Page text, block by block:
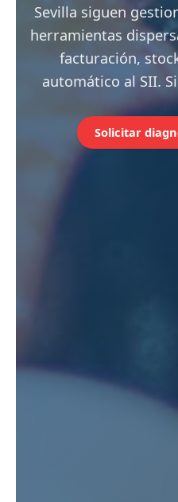
Sevilla siguen
herramientas
facturación,
automático al SII.
Solicitar